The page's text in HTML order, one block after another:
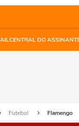
CENTRAL DO
Futebol Flamengo